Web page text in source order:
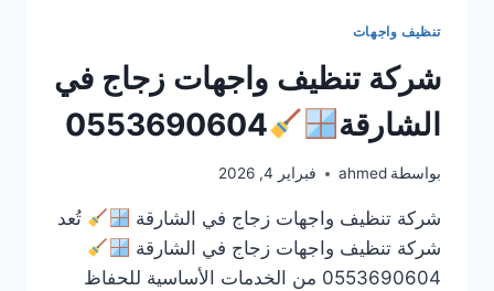
تنظيف واجهات
شركة تنظيف واجهات زجاج في
الشارقة
0553690604
بواسطة ahmed فبراير 4, 2026
شركة تنظيف واجهات زجاج في الشارقة
تُعد
شركة تنظيف واجهات زجاج في الشارقة
0553690604 من الخدمات الأساسية للحفاظ